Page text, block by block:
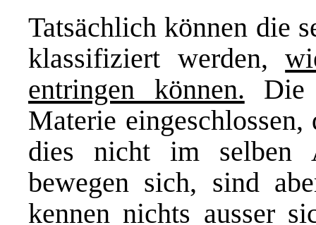
Tatsächlich können die
klassifiziert werden,
entringen können. Die
Materie
dies nicht im selben
bewegen sich, sind
kennen nichts ausser